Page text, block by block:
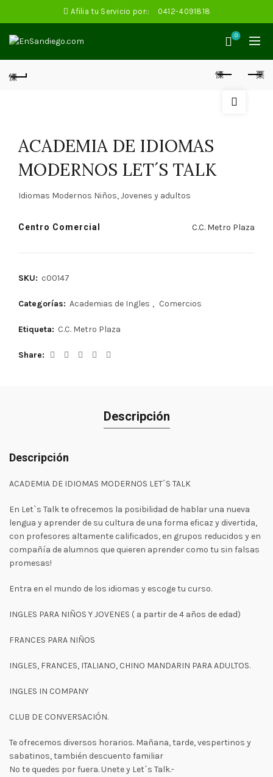
Afilia tu Servicio por:: 0412-4091818
0
ACADEMIA DE IDIOMAS
MODERNOS LET´S TALK
Idiomas Modernos Niños, Jovenes y adultos
Centro Comercial C.C. Metro Plaza
SKU: c00147
Categorías: Academias de Ingles , Comercios
Etiqueta: C.C. Metro Plaza
Share
Descripción
Descripción
ACADEMIA DE IDIOMAS MODERNOS LET´S TALK
En Let`s Talk te ofrecemos la posibilidad de hablar una nueva
lengua y aprender de su cultura de una forma eficaz y divertida,
con profesores altamente calificados, en grupos reducidos y en
compañía de alumnos que quieren aprender como tu sin falsas
promesas!
Entra en el mundo de los idiomas y escoge tu curso.
INGLES PARA NIÑOS Y JOVENES ( a partir de 4 años de edad)
FRANCES PARA NIÑOS
INGLES, FRANCES, ITALIANO, CHINO MANDARIN PARA ADULTOS.
INGLES IN COMPANY
CLUB DE CONVERSACIÓN.
Te ofrecemos diversos horarios. Mañana, tarde, vespertinos y
sabatinos, también descuento familiar
No te quedes por fuera. Unete y Let´s Talk.-